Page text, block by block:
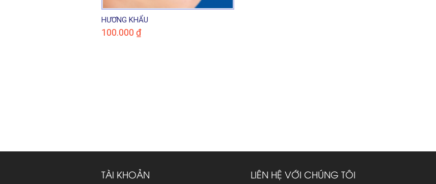
HƯƠNG KHẨU
100.000 ₫
TÀI KHOẢN LIÊN HỆ VỚI CHÚNG TÔI